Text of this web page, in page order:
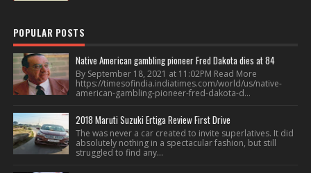
POPULAR POSTS
Native American gambling pioneer Fred Dakota dies at 84
By September 18, 2021 at 11:02PM Read More
https://timesofindia.indiatimes.com/world/us/native-
american-gambling-pioneer-fred-dakota-d...
2018 Maruti Suzuki Ertiga Review First Drive
The was never a car created to invite superlatives. It did
absolutely nothing in a spectacular fashion, but still
struggled to find any...